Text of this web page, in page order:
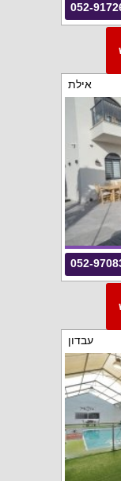
052-
אילת
052-
עבדון